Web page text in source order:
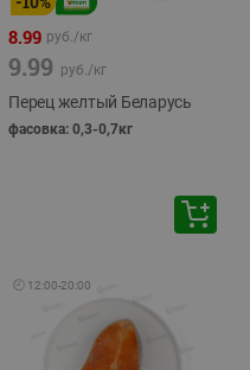
8.99 руб./кг
9.99 руб./кг
Перец желтый Беларусь
фасовка: 0,3-0,7кг
🕘 12:00-20:00